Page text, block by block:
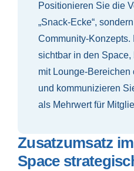
Positionieren Sie die
„Snack-Ecke“,
Community-Konzepts.
sichtbar in den
mit Lounge-Bereichen
und kommunizieren
als Mehrwert für
Zusatzumsatz
Space